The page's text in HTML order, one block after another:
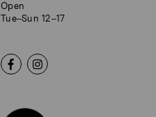
Open
Tue–Sun 12–17